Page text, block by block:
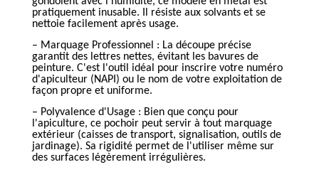
pratiquement inusable. Il résiste aux solvants et se
nettoie facilement après usage.
– Marquage Professionnel : La découpe précise
garantit des lettres nettes, évitant les bavures de
peinture. C'est l'outil idéal pour inscrire votre numéro
d'apiculteur (NAPI) ou le nom de votre exploitation de
façon propre et uniforme.
– Polyvalence d'Usage : Bien que conçu pour
l'apiculture, ce pochoir peut servir à tout marquage
extérieur (caisses de transport, signalisation, outils de
jardinage). Sa rigidité permet de l'utiliser même sur
des surfaces légèrement irrégulières.